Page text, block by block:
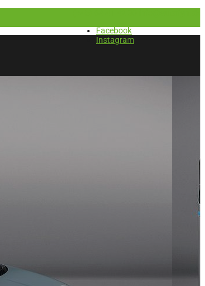
Facebook
Instagram